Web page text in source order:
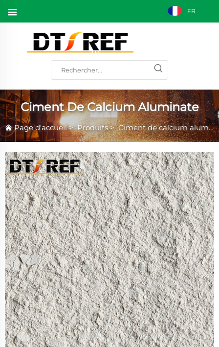
FR
Ciment De Calcium Aluminate
Page d'accueil>Produits>Ciment de calcium aluminate